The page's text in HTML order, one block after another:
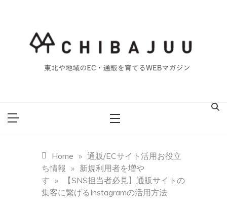
重ブログ
Home » 通販/ECサイト活用お役立
ち情報
» 新規利用者を増や
す »
【SNS担当者必見】通販サイトの
集客に繋げるInstagramの活用方法